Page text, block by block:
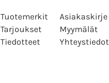
Tuotemerkit
Tarjoukset
Tiedotteet
Asiakaskirje
Myymälät
Yhteystiedot